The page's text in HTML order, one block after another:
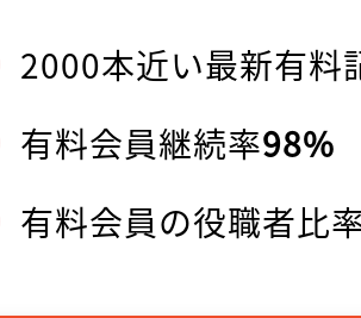
2000本近い最新有料
有料会員継続率98%
有料会員の役職者比